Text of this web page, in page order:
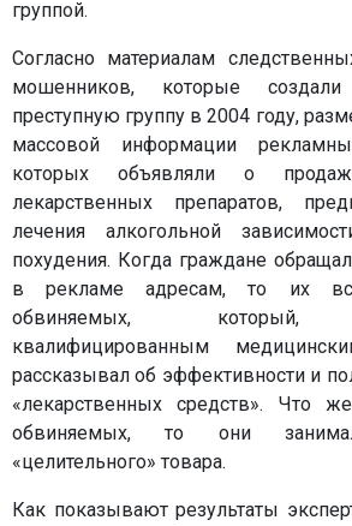
группой.
Согласно материалам
мошенников, которые создали
преступную группу в 2004 году,
массовой информации
которых объявляли о
лекарственных препаратов,
лечения алкогольной
похудения. Когда граждане
в рекламе адресам, то их
обвиняемых, который,
квалифицированным
рассказывал об эффективности и
«лекарственных средств». Что
обвиняемых, то они
«целительного» товара.
Как показывают результаты